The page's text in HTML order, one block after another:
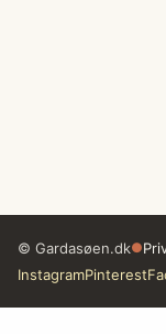
© Gardasøen.dk●
InstagramPinterest